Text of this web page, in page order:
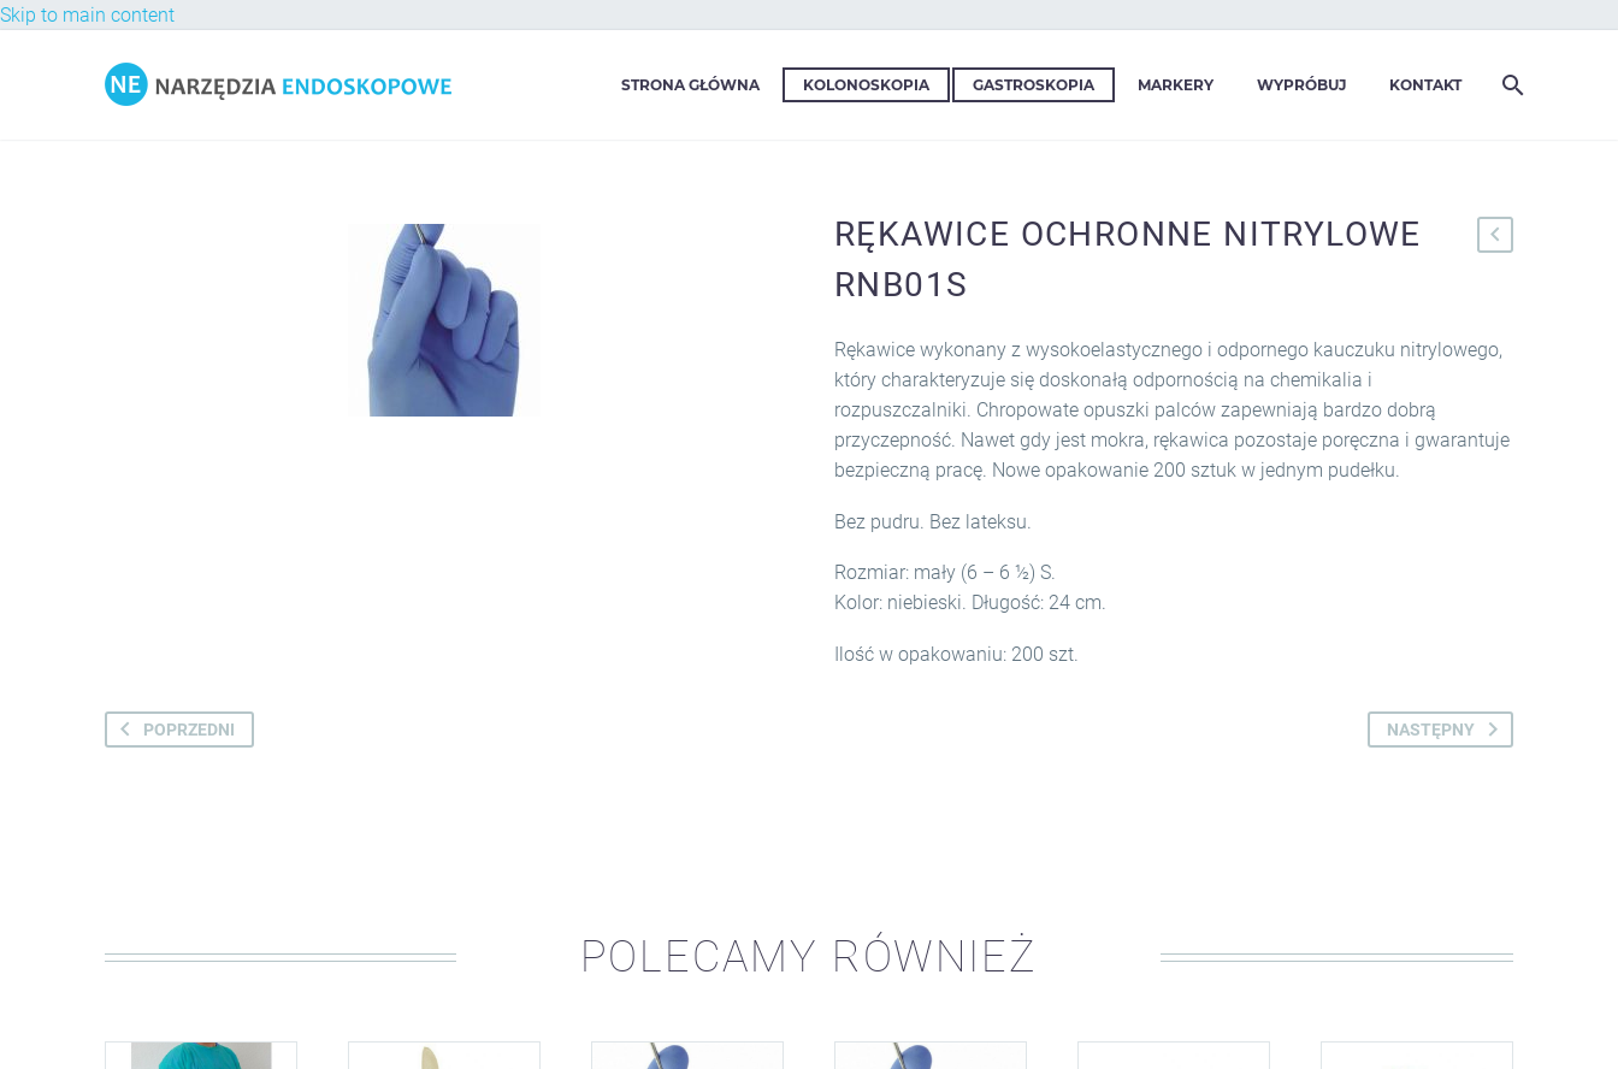
Skip to main content
STRONA GŁÓWNA KOLONOSKOPIA GASTROSKOPIA MARKERY WYPRÓBUJ KONTAKT
RĘKAWICE OCHRONNE NITRYLOWE
RNB01S
Rękawice wykonany z wysokoelastycznego i odpornego kauczuku nitrylowego,
który charakteryzuje się doskonałą odpornością na chemikalia i
rozpuszczalniki. Chropowate opuszki palców zapewniają bardzo dobrą
przyczepność. Nawet gdy jest mokra, rękawica pozostaje poręczna i gwarantuje
bezpieczną pracę. Nowe opakowanie 200 sztuk w jednym pudełku.
Bez pudru. Bez lateksu.
Rozmiar: mały (6 – 6 ½) S.
Kolor: niebieski. Długość: 24 cm.
Ilość w opakowaniu: 200 szt.
POPRZEDNI NASTĘPNY
POLECAMY RÓWNIEŻ